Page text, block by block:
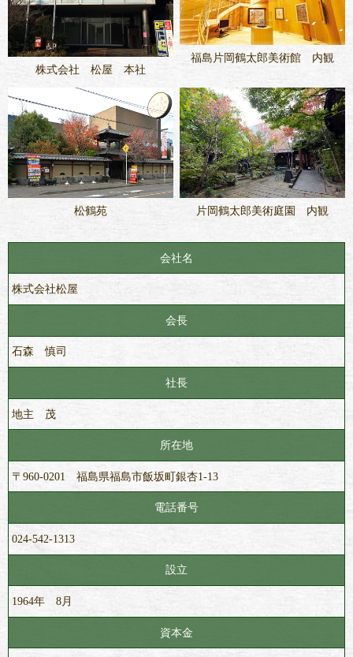
株式会社 松屋 本社
福島片岡鶴太郎美術館 内観
松鶴苑 片岡鶴太郎美術庭園 内観
会社名
株式会社松屋
会長
石森 慎司
社長
地主 茂
所在地
〒960-0201 福島県福島市飯坂町銀杏1-13
電話番号
024-542-1313
設立
1964年 8月
資本金